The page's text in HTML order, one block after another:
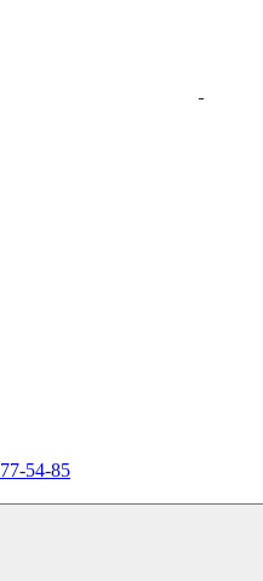
54-85